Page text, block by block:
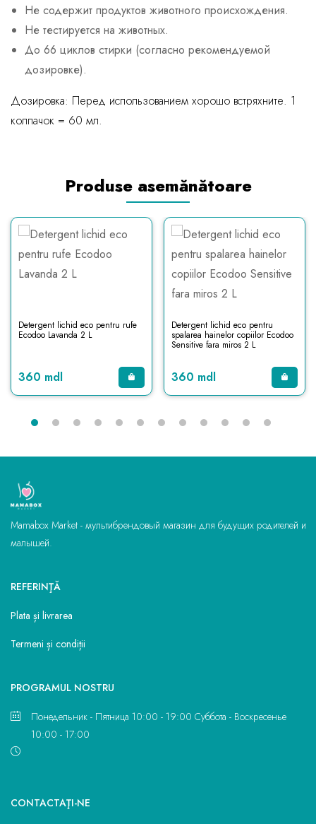
Не содержит продуктов животного происхождения.
Не тестируется на животных.
До 66 циклов стирки (согласно рекомендуемой
дозировке).
Дозировка: Перед использованием хорошо встряхните. 1
колпачок = 60 мл.
Produse asemănătoare
Detergent lichid eco pentru rufe
Ecodoo Lavanda 2 L
360 mdl
Detergent lichid eco pentru
spalarea hainelor copiilor Ecodoo
Sensitive fara miros 2 L
360 mdl
Mamabox Market - мультибрендовый магазин для будущих родителей и
малышей.
REFERINŢĂ
Plata și livrarea
Termeni și condiții
PROGRAMUL NOSTRU
Понедельник - Пятница 10:00 - 19:00 Суббота - Воскресенье
10:00 - 17:00
CONTACTAŢI-NE